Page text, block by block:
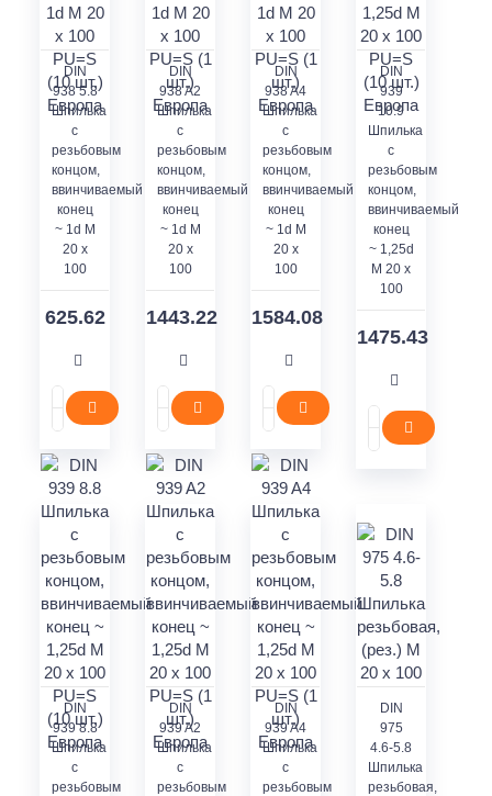
DIN
938 5.8
Шпилька
с
резьбовым
концом,
ввинчиваемый
конец
~ 1d M
20 x
100
625.62
DIN
938 A2
Шпилька
с
резьбовым
концом,
ввинчиваемый
конец
~ 1d M
20 x
100
1443.22
DIN
938 A4
Шпилька
с
резьбовым
концом,
ввинчиваемый
конец
~ 1d M
20 x
100
1584.08
DIN
939
10.9
Шпилька
с
резьбовым
концом,
ввинчиваемый
конец
~ 1,25d
M 20 x
100
1475.43
DIN
939 8.8
Шпилька
с
резьбовым
DIN
939 A2
Шпилька
с
резьбовым
DIN
939 A4
Шпилька
с
резьбовым
DIN
975
4.6-5.8
Шпилька
резьбовая,